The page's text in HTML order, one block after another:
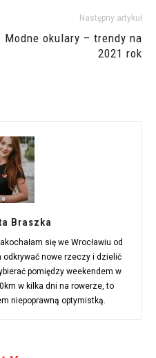
Następny artykuł
Modne okulary – trendy na
2021 rok
Braszka
się we Wrocławiu od
nowe rzeczy i dzielić
pomiędzy weekendem w
w kilka dni na rowerze, to
niepoprawną optymistką.